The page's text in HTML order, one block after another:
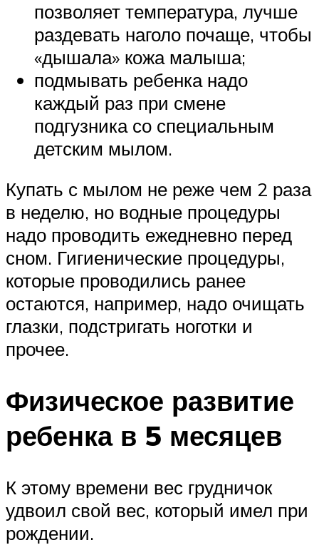
позволяет температура, лучше
раздевать наголо почаще, чтобы
«дышала» кожа малыша;
подмывать ребенка надо
каждый раз при смене
подгузника со специальным
детским мылом.
Купать с мылом не реже чем 2 раза
в неделю, но водные процедуры
надо проводить ежедневно перед
сном. Гигиенические процедуры,
которые проводились ранее
остаются, например, надо очищать
глазки, подстригать ноготки и
прочее.
Физическое развитие
ребенка в 5 месяцев
К этому времени вес грудничок
удвоил свой вес, который имел при
рождении.